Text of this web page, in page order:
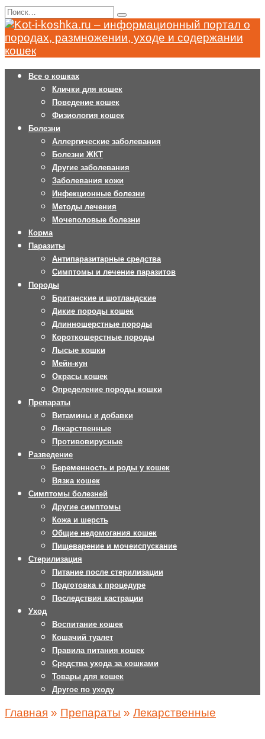
Перейти
к
содержанию
Search
for:
Все о кошках
Клички для кошек
Поведение кошек
Физиология кошек
Болезни
Аллергические заболевания
Болезни ЖКТ
Другие заболевания
Заболевания кожи
Инфекционные болезни
Методы лечения
Мочеполовые болезни
Корма
Паразиты
Антипаразитарные средства
Симптомы и лечение паразитов
Породы
Британские и шотландские
Дикие породы кошек
Длинношерстные породы
Короткошерстные породы
Лысые кошки
Мейн-кун
Окрасы кошек
Определение породы кошки
Препараты
Витамины и добавки
Лекарственные
Противовирусные
Разведение
Беременность и роды у кошек
Вязка кошек
Симптомы болезней
Другие симптомы
Кожа и шерсть
Общие недомогания кошек
Пищеварение и мочеиспускание
Стерилизация
Питание после стерилизации
Подготовка к процедуре
Последствия кастрации
Уход
Воспитание кошек
Кошачий туалет
Правила питания кошек
Средства ухода за кошками
Товары для кошек
Другое по уходу
Главная » Препараты » Лекарственные